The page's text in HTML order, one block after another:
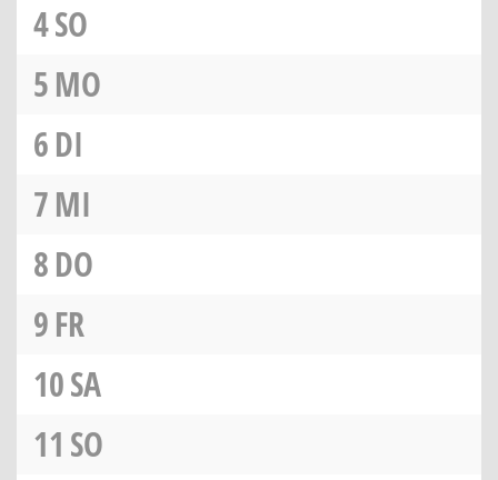
4SO
5MO
6DI
7MI
8DO
9FR
10SA
11 SO